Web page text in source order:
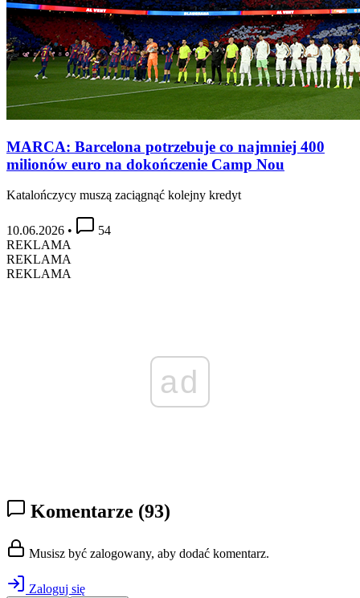
MARCA: Barcelona potrzebuje co najmniej 400
milionów euro na dokończenie Camp Nou
Katalończycy muszą zaciągnąć kolejny kredyt
10.06.2026 •
54
REKLAMA
REKLAMA
REKLAMA
ad
Komentarze (93)
Musisz być zalogowany, aby dodać komentarz.
Zaloguj się